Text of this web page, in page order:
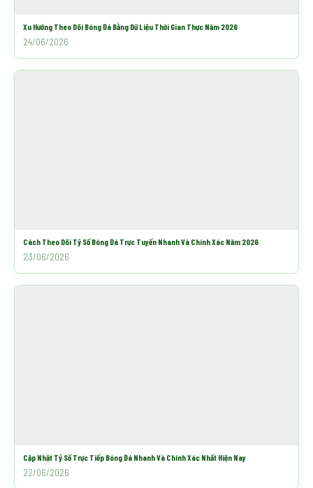
Xu Hướng Theo Dõi Bóng Đá Bằng Dữ Liệu Thời Gian Thực Năm 2026
24/06/2026
Cách Theo Dõi Tỷ Số Bóng Đá Trực Tuyến Nhanh Và Chính Xác Năm 2026
23/06/2026
Cập Nhật Tỷ Số Trực Tiếp Bóng Đá Nhanh Và Chính Xác Nhất Hiện Nay
22/06/2026